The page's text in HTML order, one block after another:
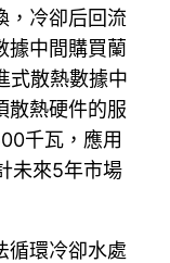
，冷卻后回流
據中間購買蘭
式散熱數據中
散熱硬件的服
千瓦，應用
未來5年市場
循環冷卻水處